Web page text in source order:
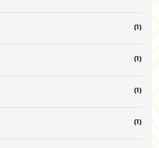
(1)
(1)
(1)
(1)